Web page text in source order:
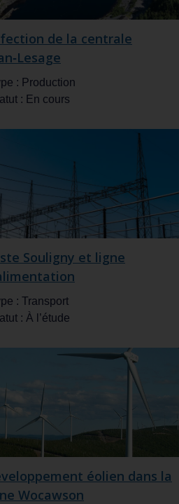
de la centrale
: Production
: En cours
Souligny et ligne
: Transport
: À l’étude
éolien dans la
Wocawson